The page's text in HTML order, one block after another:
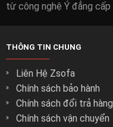
từ công nghệ Ý đẳng cấp
THÔNG TIN CHUNG
Liên Hệ Zsofa
Chính sách bảo hành
Chính sách đổi trả hàng
Chính sách vận chuyển